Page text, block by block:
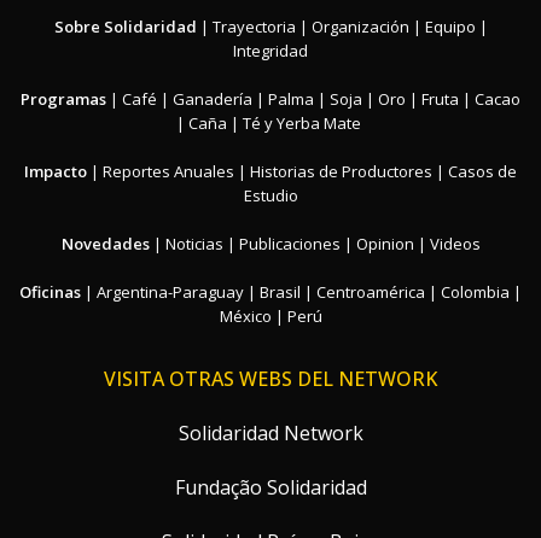
Sobre Solidaridad | Trayectoria | Organización | Equipo |
Integridad
Programas | Café | Ganadería | Palma | Soja | Oro | Fruta | Cacao
| Caña | Té y Yerba Mate
Impacto | Reportes Anuales | Historias de Productores | Casos de
Estudio
Novedades| Noticias | Publicaciones | Opinion | Videos
Oficinas | Argentina-Paraguay | Brasil | Centroamérica | Colombia |
México | Perú
VISITA OTRAS WEBS DEL NETWORK
Solidaridad Network
Fundação Solidaridad